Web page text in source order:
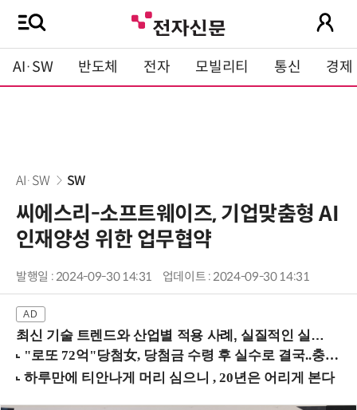
AI·SW 반도체 전자 모빌리티 통신 경제
AI·SW SW
씨에스리-소프트웨이즈, 기업맞춤형 AI
인재양성 위한 업무협약
발행일 : 2024-09-30 14:31 업데이트 : 2024-09-30 14:31
최신 기술 트렌드와 산업별 적용 사례, 실질적인 실행 전략을 공유 (9/18 양재역)